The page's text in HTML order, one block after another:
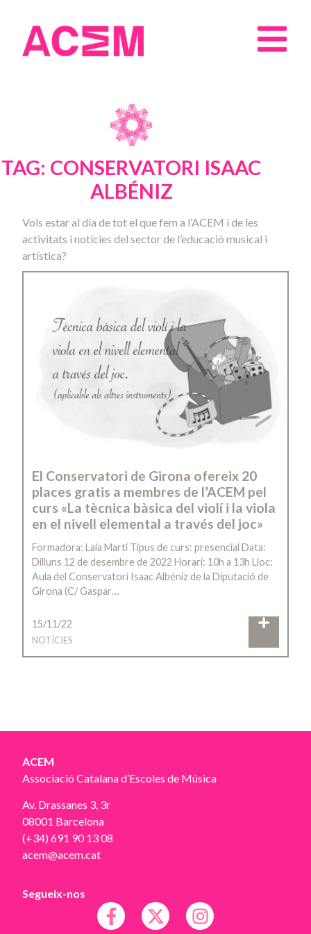
TAG: CONSERVATORI ISAAC
ALBÉNIZ
Vols estar al dia de tot el que fem a l’ACEM i de les
activitats i notícies del sector de l’educació musical i
artística?
El Conservatori de Girona ofereix 20
places gratis a membres de l’ACEM pel
curs «La tècnica bàsica del violí i la viola
en el nivell elemental a través del joc»
Formadora: Laia Martí Tipus de curs: presencial Data:
Dilluns 12 de desembre de 2022 Horari: 10h a 13h Lloc:
Aula del Conservatori Isaac Albéniz de la Diputació de
Girona (C/ Gaspar…
15/11/22
NOTÍCIES
ACEM
Associació Catalana d’Escoles de Música
Av. Drassanes 3, 3r
08001 Barcelona
(+34) 691 90 13 08
acem@acem.cat
Segueix-nos